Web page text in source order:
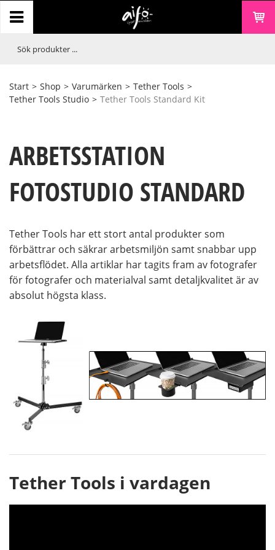
Start > Shop > Varumärken > Tether Tools >
Tether Tools Studio > Tether Tools Standard Kit
ARBETSSTATION
FOTOSTUDIO STANDARD
Tether Tools har ett stort antal produkter som
förbättrar och säkrar arbetsmiljön samt snabbar upp
arbetsflödet. Alla artiklar har tagits fram av fotografer
för fotografer och materialval samt detaljkvalitet är av
absolut högsta klass.
Tether Tools i vardagen